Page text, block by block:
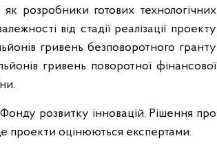
розробники готових технологічних
від стадії реалізації проекту
гривень безповоротного гранту
гривень поворотної фінансової
розвитку інновацій. Рішення про
проекти оцінюються експертами.